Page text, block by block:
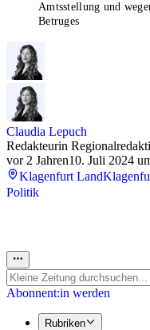
Amtsstellung und
Betruges
Claudia Lepuch
Redakteurin
vor 2 Jahren10. Juli 2024
Klagenfurt Land
Politik
Abonnent:in werden
Rubriken